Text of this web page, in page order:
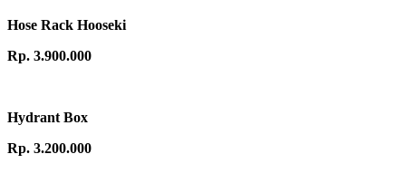
Hose Rack Hooseki
Rp. 3.900.000
Hydrant Box
Rp. 3.200.000